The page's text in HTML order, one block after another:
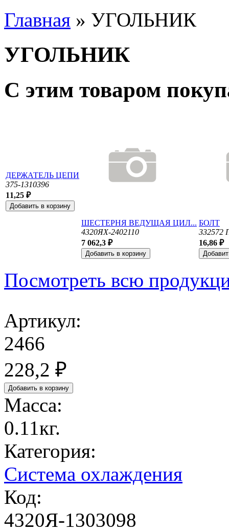
Вы здесь
Главная » УГОЛЬНИК
УГОЛЬНИК
С этим товаром
ДЕРЖАТЕЛЬ ЦЕПИ
375-1310396
11,25 ₽
ШЕСТЕРНЯ ВЕДУЩАЯ ЦИЛ...
4320ЯХ-2402110
7 062,3 ₽
БОЛТ
332572
16,86 ₽
Посмотреть всю
Артикул:
2466
228,2 ₽
Масса:
0.11кг.
Категория:
Система охлаждения
Код:
4320Я-1303098